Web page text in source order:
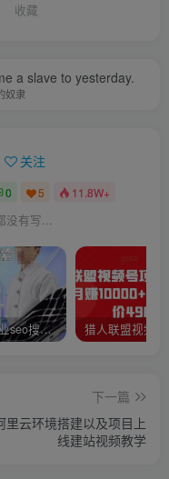
收藏
a slave to yesterday.
奴隶
关注
0 5 11.8W+
没有写...
薛老丝儿美业seo搜索流量落地课，一周暴涨20w粉丝，全干货讲解
下一篇
里云环境搭建以及项目上
线建站视频教学